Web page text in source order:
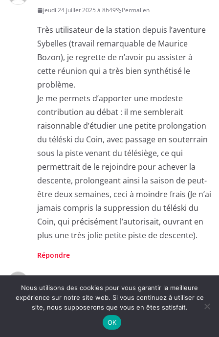
jeudi 24 juillet 2025 à 8h49 Permalien
Très utilisateur de la station depuis l’aventure
Sybelles (travail remarquable de Maurice
Bozon), je regrette de n’avoir pu assister à
cette réunion qui a très bien synthétisé le
problème.
Je me permets d’apporter une modeste
contribution au débat : il me semblerait
raisonnable d’étudier une petite prolongation
du téléski du Coin, avec passage en souterrain
sous la piste venant du télésiège, ce qui
permettrait de le rejoindre pour achever la
descente, prolongeant ainsi la saison de peut-
être deux semaines, ceci à moindre frais (Je n’ai
jamais compris la suppression du téléski du
Coin, qui précisément l’autorisait, ouvrant en
plus une très jolie petite piste de descente).
Répondre
jeudi 24 juillet 2025 à 14h05 Permalien
Merci pour cet excellent article et reflexion sur
un sujet qui malheureusement va concerner
Nous utilisons des cookies pour vous garantir la meilleure
expérience sur notre site web. Si vous continuez à utiliser ce
site, nous supposerons que vous en êtes satisfait.
OK